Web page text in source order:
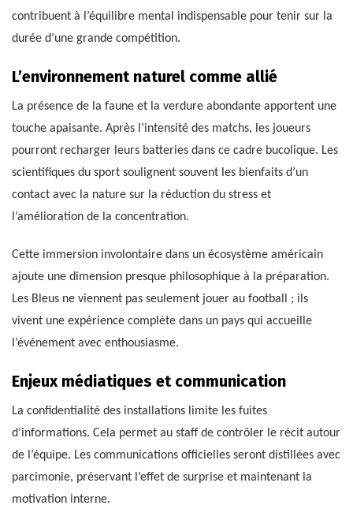
contribuent à l’équilibre mental indispensable pour tenir sur la
durée d’une grande compétition.
L’environnement naturel comme allié
La présence de la faune et la verdure abondante apportent une
touche apaisante. Après l’intensité des matchs, les joueurs
pourront recharger leurs batteries dans ce cadre bucolique. Les
scientifiques du sport soulignent souvent les bienfaits d’un
contact avec la nature sur la réduction du stress et
l’amélioration de la concentration.
Cette immersion involontaire dans un écosystème américain
ajoute une dimension presque philosophique à la préparation.
Les Bleus ne viennent pas seulement jouer au football ; ils
vivent une expérience complète dans un pays qui accueille
l’événement avec enthousiasme.
Enjeux médiatiques et communication
La confidentialité des installations limite les fuites
d’informations. Cela permet au staff de contrôler le récit autour
de l’équipe. Les communications officielles seront distillées avec
parcimonie, préservant l’effet de surprise et maintenant la
motivation interne.